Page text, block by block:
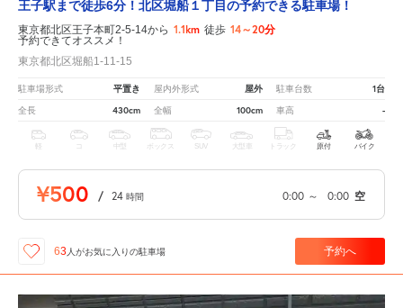
王子駅まで徒歩6分！北区堀船１丁目の予約できる駐車場！
東京都北区王子本町2-5-14から 1.1km 徒歩 14～20分
予約できてオススメ！
東京都北区堀船1-11-15
駐車場形式 平置き 屋内外形式 屋外 駐車台数 1台
全長 430cm 全幅 100cm 車高 -
軽 中型 ボックス SUV 大型車 トラック 原付 バイク
¥500 / 24 時間 0:00 ～ 0:00 空
63人がお気に入りの駐車場 予約へ